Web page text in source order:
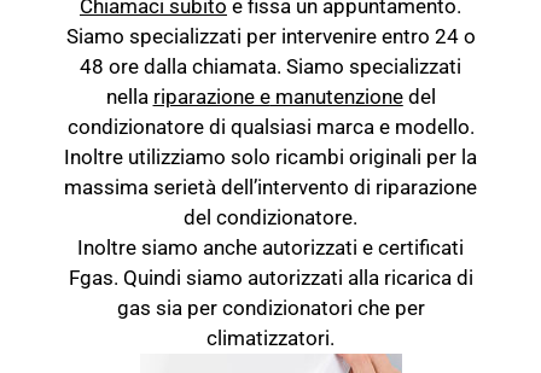
Chiamaci subito e fissa un appuntamento.
Siamo specializzati per intervenire entro 24 o
48 ore dalla chiamata. Siamo specializzati
nella riparazione emanutenzionedel
condizionatore di qualsiasi marca e modello.
Inoltre utilizziamo solo ricambi originali per la
massima serietà dell’intervento di riparazione
del condizionatore.
Inoltre siamo anche autorizzati e certificati
Fgas. Quindi siamo autorizzati alla ricarica di
gas sia per condizionatori che per
climatizzatori.